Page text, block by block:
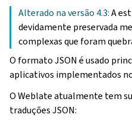
Alterado na versão 4.3:A
devidamente preservada
complexas que foram
O formato JSON é usado
aplicativos implementados
O Weblate atualmente tem
traduções JSON: